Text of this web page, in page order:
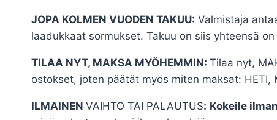
JOPA KOLMEN VUODEN TAKUU: Valmistaja
laadukkaat sormukset. Takuu on siis yhteensä
TILAA NYT, MAKSA MYÖHEMMIN: Tilaa nyt,
ostokset, joten päätät myös miten maksat: HETI,
ILMAINEN VAIHTO TAI PALAUTUS: Kokeile